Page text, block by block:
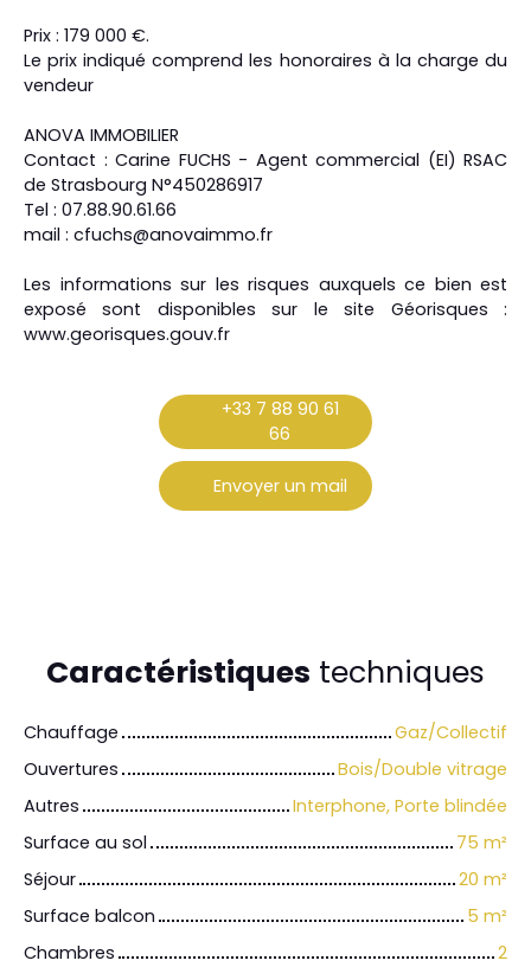
Prix : 179 000 €.
Le prix indiqué comprend les honoraires à la charge du
vendeur
ANOVA IMMOBILIER
Contact : Carine FUCHS - Agent commercial (EI) RSAC
de Strasbourg N°450286917
Tel : 07.88.90.61.66
mail : ​cfuchs@anovaimmo.fr
Les informations sur les risques auxquels ce bien est
exposé sont disponibles sur le site Géorisques :
www.georisques.gouv.fr
+33 7 88 90 61
66
Envoyer un mail
Caractéristiques techniques
Chauffage
Gaz/Collectif
Ouvertures
Bois/Double vitrage
Autres
Interphone, Porte blindée
Surface au sol
75 m²
Séjour
20 m²
Surface balcon
5 m²
Chambres
2